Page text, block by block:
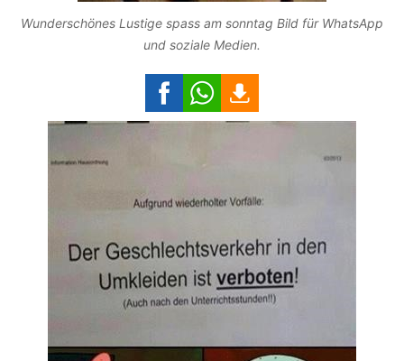
Wunderschönes Lustige spass am sonntag Bild für WhatsApp
und soziale Medien.